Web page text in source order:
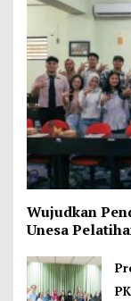
Wujudkan
Unesa